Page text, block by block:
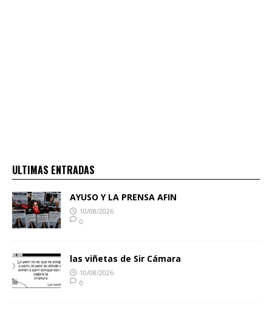
ULTIMAS ENTRADAS
AYUSO Y LA PRENSA AFIN
10/08/2026
0
las viñetas de Sir Cámara
10/08/2026
0